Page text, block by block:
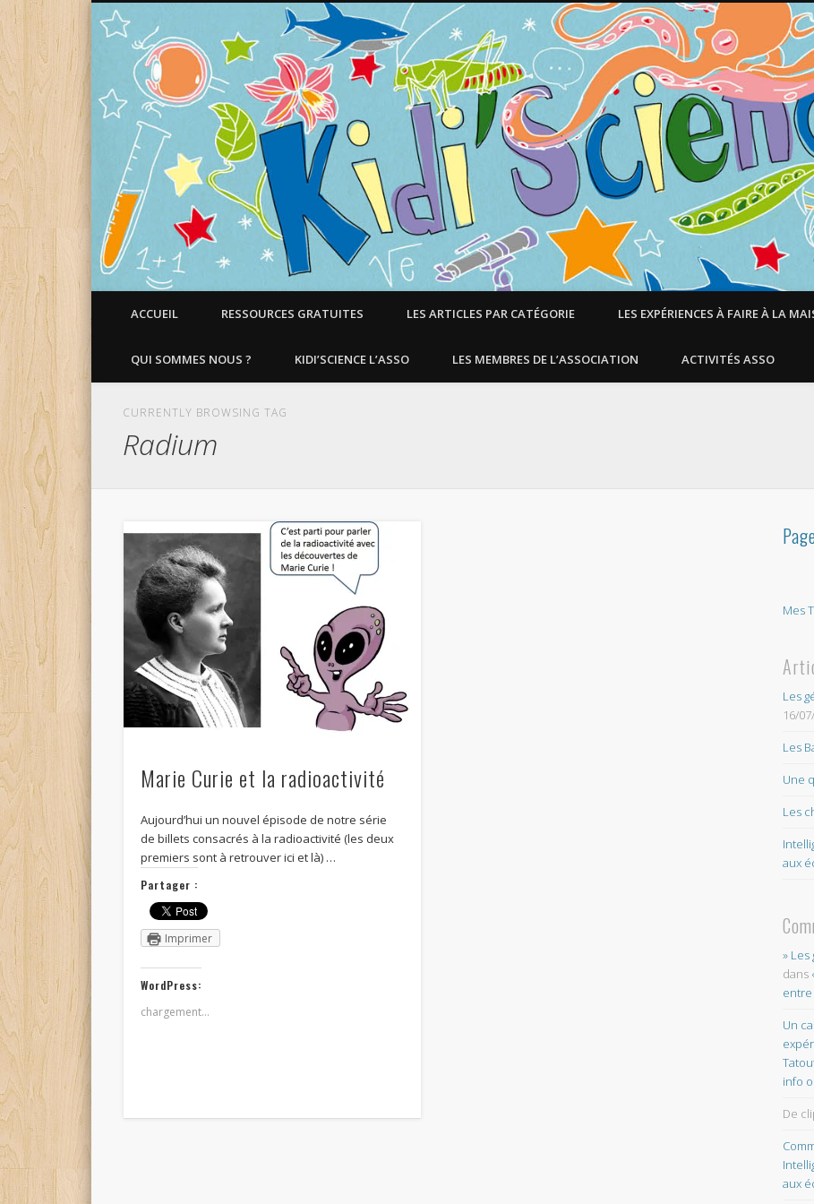
Faire aimer les Sciences aux Enfants !
ACCUEIL RESSOURCES GRATUITES LES ARTICLES PAR CATÉGORIE LES EXPÉRIENCES À FAIRE À LA
QUI SOMMES NOUS ? KIDI’SCIENCE L’ASSO LES MEMBRES DE L’ASSOCIATION ACTIVITÉS ASSO
CURRENTLY BROWSING TAG
Radium
Marie Curie et la radioactivité
Aujourd’hui un nouvel épisode de notre série
de billets consacrés à la radioactivité (les deux
premiers sont à retrouver ici et là) …
Partager :
Imprimer
WordPress:
chargement…
Mes
Les
16/
Les
Une
Les
aux
»
dans
Un
info
De
aux